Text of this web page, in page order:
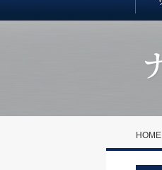
HOME